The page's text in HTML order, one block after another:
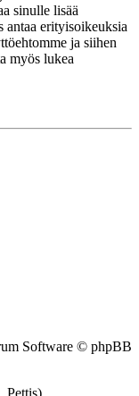
sinulle lisää
erityisoikeuksia
ja siihen
myös lukea
Software © phpBB